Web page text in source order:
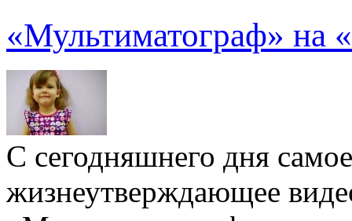
«Мультиматограф» на
С сегодняшнего дня
жизнеутверждающее